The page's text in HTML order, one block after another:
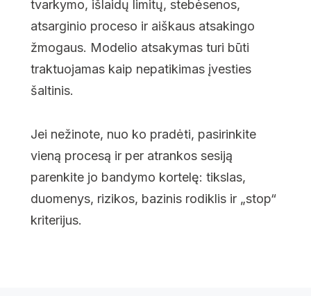
tvarkymo, išlaidų limitų, stebėsenos,
atsarginio proceso ir aiškaus atsakingo
žmogaus. Modelio atsakymas turi būti
traktuojamas kaip nepatikimas įvesties
šaltinis.
Jei nežinote, nuo ko pradėti, pasirinkite
vieną procesą ir per atrankos sesiją
parenkite jo bandymo kortelę: tikslas,
duomenys, rizikos, bazinis rodiklis ir „stop“
kriterijus.